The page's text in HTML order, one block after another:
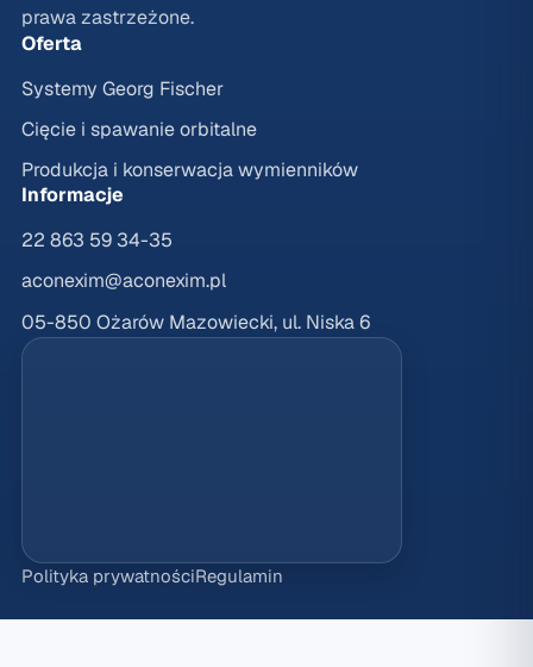
prawa zastrzeżone.
Oferta
Systemy Georg Fischer
Cięcie i spawanie orbitalne
Produkcja i konserwacja wymienników
Informacje
22 863 59 34-35
aconexim@aconexim.pl
05-850 Ożarów Mazowiecki, ul. Niska 6
Polityka prywatnościRegulamin